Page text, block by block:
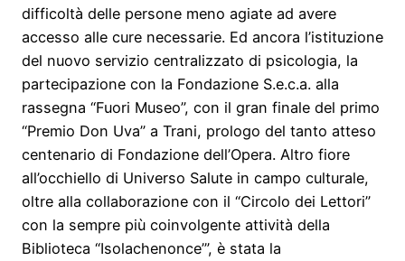
difficoltà delle persone meno agiate ad avere
accesso alle cure necessarie. Ed ancora l’istituzione
del nuovo servizio centralizzato di psicologia, la
partecipazione con la Fondazione S.e.c.a. alla
rassegna “Fuori Museo”, con il gran finale del primo
“Premio Don Uva” a Trani, prologo del tanto atteso
centenario di Fondazione dell’Opera. Altro fiore
all’occhiello di Universo Salute in campo culturale,
oltre alla collaborazione con il “Circolo dei Lettori”
con la sempre più coinvolgente attività della
Biblioteca “Isolachenonce’”, è stata la